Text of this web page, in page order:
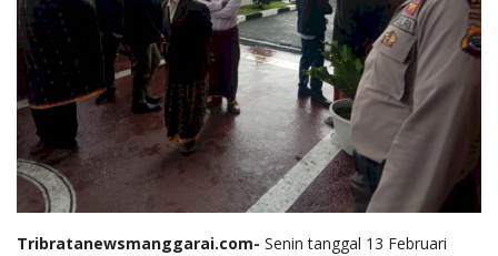
Tribratanewsmanggarai.com- Senin tanggal 13 Februari